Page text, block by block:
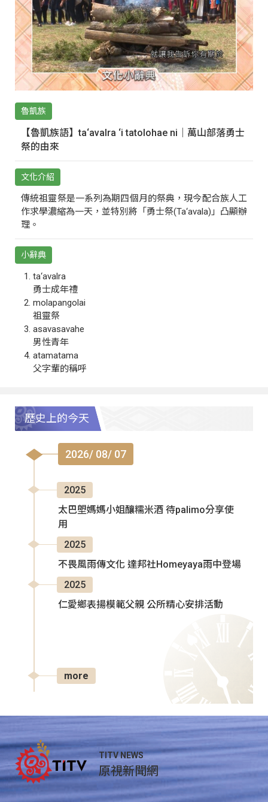
魯凱族
【魯凱族語】ta‘avalra ‘i tatolohae ni｜萬山部落勇士
祭的由來
文化介紹
傳統祖靈祭是一系列為期四個月的祭典，現今配合族人工
作求學濃縮為一天，並特別將「勇士祭(Ta‘avala)」凸顯辦
理。
小辭典
ta‘avalra
勇士成年禮
molapangolai
祖靈祭
asavasavahe
男性青年
atamatama
父字輩的稱呼
歷史上的今天
2026/ 08/ 07
2025
太巴塱媽媽小姐釀糯米酒 待palimo分享使
用
2025
不畏風雨傳文化 達邦社Homeyaya雨中登場
2025
仁愛鄉表揚模範父親 公所精心安排活動
more
TITV NEWS
原視新聞網